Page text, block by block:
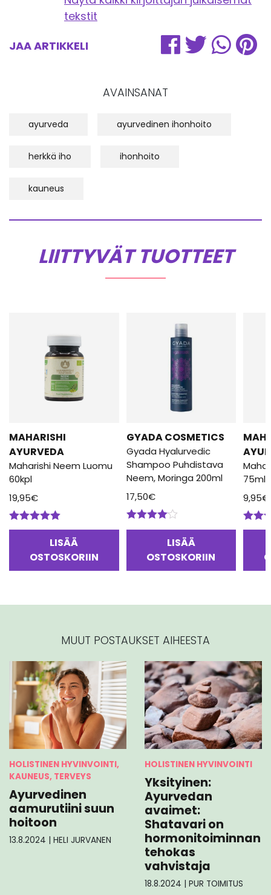
tekstit
JAA ARTIKKELI
AVAINSANAT
ayurveda ayurvedinen ihonhoito
herkkä iho ihonhoito
kauneus
LIITTYVÄT TUOTTEET
MAHARISHI
AYURVEDA
Maharishi Neem Luomu
60kpl
19,95€
Arvostelu
tuotteesta:LISÄÄ
OSTOSKORIIN
GYADA COSMETICS
Gyada Hyalurvedic
Shampoo Puhdistava
Neem, Moringa 200ml
17,50€
Arvostelu
tuotteesta:LISÄÄ
OSTOSKORIIN
75ml
9,95€
MUUT POSTAUKSET AIHEESTA
HOLISTINEN HYVINVOINTI,
KAUNEUS, TERVEYS
Ayurvedinen
aamurutiini suun
hoitoon
13.8.2024 | HELI JURVANEN
HOLISTINEN HYVINVOINTI
Yksityinen:
Ayurvedan
avaimet:
Shatavari on
hormonitoiminnan
tehokas
vahvistaja
18.8.2024 | PUR TOIMITUS